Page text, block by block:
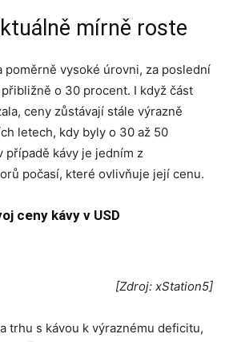
mírně roste
poměrně vysoké úrovni, za poslední
o 30 procent. I když část
ceny zůstávají stále výrazně
letech, kdy byly o 30 až 50
případě kávy je jedním z
počasí, které ovlivňuje její cenu.
ceny kávy v USD
[Zdroj: xStation5]
trhu s kávou k výraznému deficitu,